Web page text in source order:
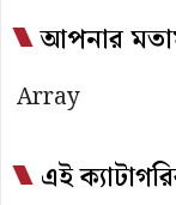
আপনার
Array
এই